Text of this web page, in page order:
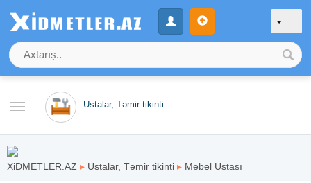
Ustalar, Təmir tikinti
XiDMETLER.AZ ▸ Ustalar, Təmir tikinti ▸ Mebel Ustası